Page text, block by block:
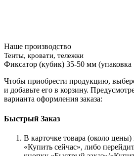
Наше производство
Тенты, кровати, тележки
Фиксатор (кубик) 35-50 мм (упаковка
Чтобы приобрести продукцию,
и добавьте его в корзину.
варианта оформления заказа:
Быстрый Заказ
В карточке товара (около
«Купить сейчас», либо